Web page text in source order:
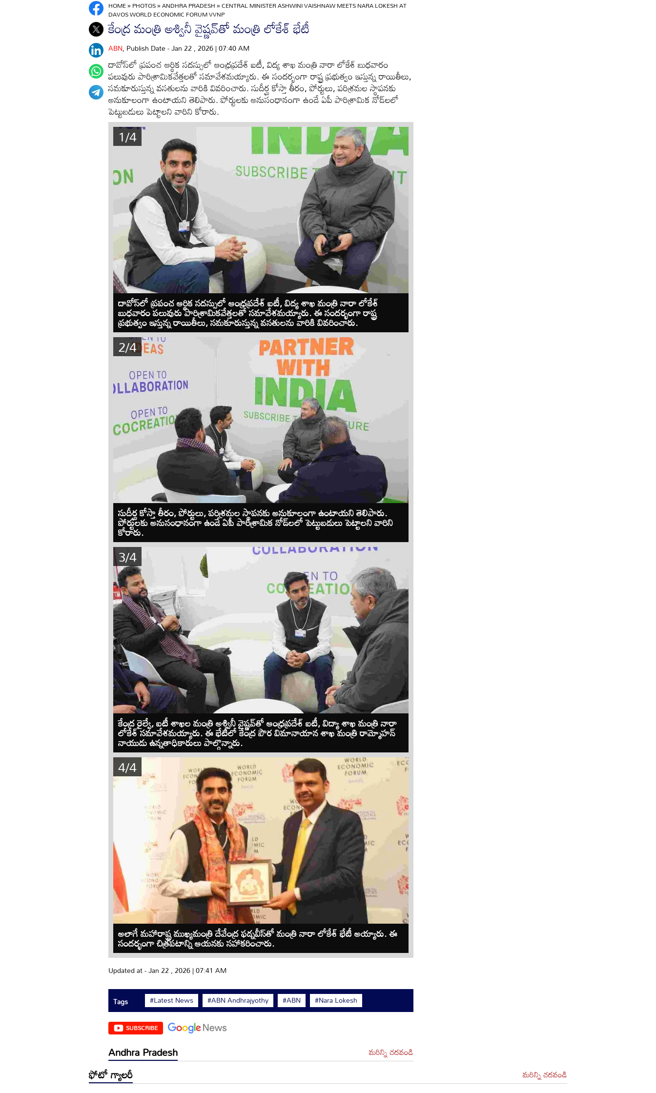
HOME»PHOTOS»ANDHRA PRADESH»CENTRAL MINISTER ASHWINI VAISHNAW MEETS NARA LOKESH AT
DAVOS WORLD ECONOMIC FORUM VVNP
కేంద్ర మంత్రి అశ్వినీ వైష్ణవ్‌తో మంత్రి లోకేశ్ భేటీ
ABN, Publish Date - Jan 22 , 2026 | 07:40 AM
దావోస్‌‌లో ప్రపంచ ఆర్థిక సదస్సులో ఆంధ్రప్రదేశ్ ఐటీ, విద్య శాఖ మంత్రి నారా లోకేశ్‌ బుధవారం
పలువురు పారిశ్రామికవేత్తలతో సమావేశమయ్యారు. ఈ సందర్భంగా రాష్ట్ర ప్రభుత్వం ఇస్తున్న రాయితీలు,
సమకూరుస్తున్న వసతులను వారికి వివరించారు. సుదీర్ఘ కోస్తా తీరం, పోర్టులు, పరిశ్రమల స్థాపనకు
అనుకూలంగా ఉంటాయని తెలిపారు. పోర్టులకు అనుసంధానంగా ఉండే ఏపీ పారిశ్రామిక నోడ్‌లలో
పెట్టుబడులు పెట్టాలని వారిని కోరారు.
1/4
దావోస్‌‌లో ప్రపంచ ఆర్థిక సదస్సులో ఆంధ్రప్రదేశ్ ఐటీ, విద్య శాఖ మంత్రి నారా లోకేశ్‌
బుధవారం పలువురు పారిశ్రామికవేత్తలతో సమావేశమయ్యారు. ఈ సందర్భంగా రాష్ట్ర
ప్రభుత్వం ఇస్తున్న రాయితీలు, సమకూరుస్తున్న వసతులను వారికి వివరించారు.
2/4
సుదీర్ఘ కోస్తా తీరం, పోర్టులు, పరిశ్రమల స్థాపనకు అనుకూలంగా ఉంటాయని తెలిపారు.
పోర్టులకు అనుసంధానంగా ఉండే ఏపీ పారిశ్రామిక నోడ్‌లలో పెట్టుబడులు పెట్టాలని వారిని
కోరారు.
3/4
కేంద్ర రైల్వే, ఐటీ శాఖల మంత్రి అశ్వినీ వైష్ణవ్‌తో ఆంధ్రప్రదేశ్ ఐటీ, విద్యా శాఖ మంత్రి నారా
లోకేశ్ సమావేశమయ్యారు. ఈ భేటీలో కేంద్ర పౌర విమానాయాన శాఖ మంత్రి రామ్మోహన్
నాయుడు ఉన్నతాధికారులు పాల్గొన్నారు.
4/4
అలాగే మహారాష్ట్ర ముఖ్యమంత్రి దేవేంద్ర ఫడ్నవీస్‌తో మంత్రి నారా లోకేశ్ భేటీ అయ్యారు. ఈ
సందర్భంగా చిత్రపటాన్ని ఆయనకు సహాకరించారు.
Updated at - Jan 22 , 2026 | 07:41 AM
Tags #Latest News #ABN Andhrajyothy #ABN #Nara Lokesh
SUBSCRIBE
Andhra Pradesh మరిన్ని చదవండి
ఫోటో గ్యాలరీ మరిన్ని చదవండి